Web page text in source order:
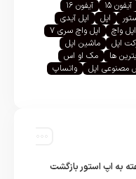
آیفون ۱۵
آیفون ۱۶
اپل
اپل آیدی
اپل واچ
اپل واچ سری ۷
اپل
ماشین اپل
ها
مک او اس
مصنوعی اپل
واتساپ
به اپ استور بازگشت